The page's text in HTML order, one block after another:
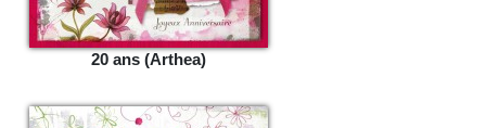
20 ans (Arthea)